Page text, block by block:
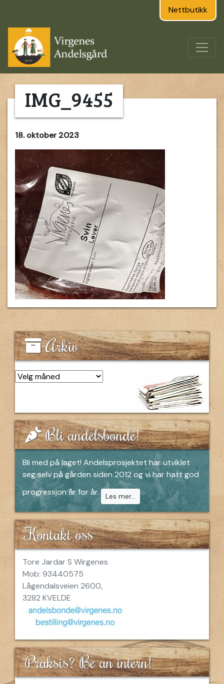
Nettbutikk
IMG_9455
18. oktober 2023
Arkiv
Bli andelsbonde!
Bli med på laget! Andelsprosjektet har utviklet
seg selv på gården siden 2012 og vi har hatt god
progressjon år for år.
Les mer...
Kontakt oss
Tore Jardar S Wirgenes
Mob: 93440575
Lågendalsveien 2600,
3282 KVELDE
Praksis? Be an intern!